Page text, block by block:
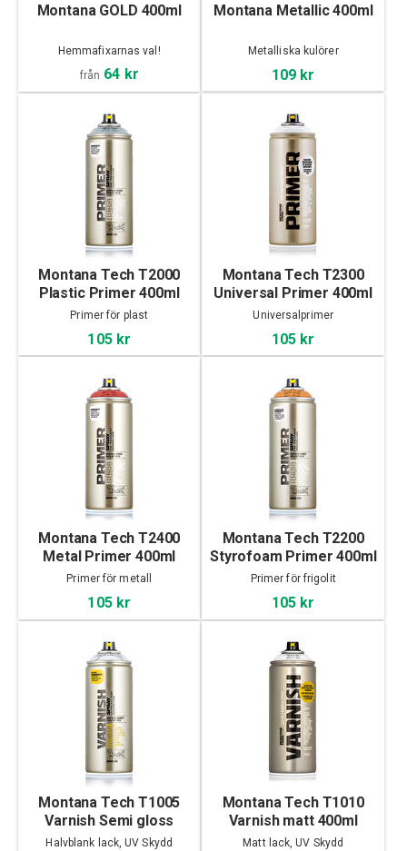
Montana GOLD 400ml
Hemmafixarnas val!
från 64 kr
Montana Metallic 400ml
Metalliska kulörer
109 kr
Montana Tech T2000
Plastic Primer 400ml
Primer för plast
105 kr
Montana Tech T2300
Universal Primer 400ml
Universalprimer
105 kr
Montana Tech T2400
Metal Primer 400ml
Primer för metall
105 kr
Montana Tech T2200
Styrofoam Primer 400ml
Primer för frigolit
105 kr
Montana Tech T1005
Varnish Semi gloss
400ml
Halvblank lack, UV Skydd
Montana Tech T1010
Varnish matt 400ml
Matt lack, UV Skydd